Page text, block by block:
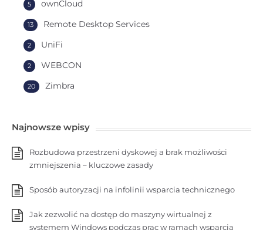
ownCloud
5
Remote Desktop Services
13
UniFi
2
WEBCON
2
Zimbra
20
Najnowsze wpisy
Rozbudowa przestrzeni dyskowej a brak możliwości
zmniejszenia – kluczowe zasady
Sposób autoryzacji na infolinii wsparcia technicznego
Jak zezwolić na dostęp do maszyny wirtualnej z
systemem Windows podczas prac w ramach wsparcia